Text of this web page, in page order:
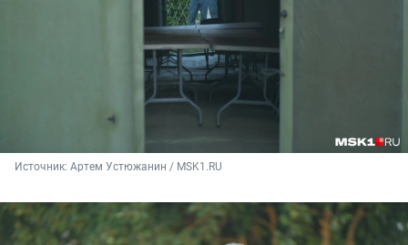
Источник: Артем Устюжанин / MSK1.RU